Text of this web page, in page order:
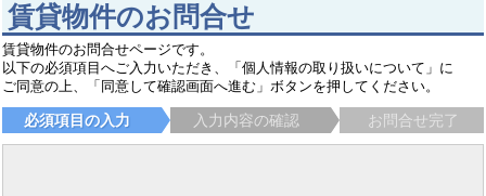
賃貸物件のお問合せ
賃貸物件のお問合せページです。
以下の必須項目へご入力いただき、「個人情報の取り扱いについて」に
ご同意の上、「同意して確認画面へ進む」ボタンを押してください。
必須項目の入力 入力内容の確認 お問合せ完了